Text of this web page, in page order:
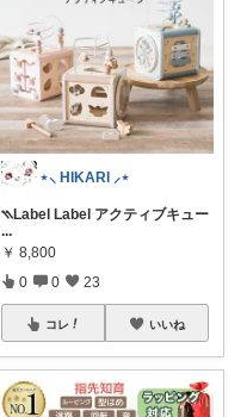
⋆⸜ HIKARI ⸝⋆
⳹Label Label アクティブキュー
...
￥ 8,800
0 0 23
コレ いいね